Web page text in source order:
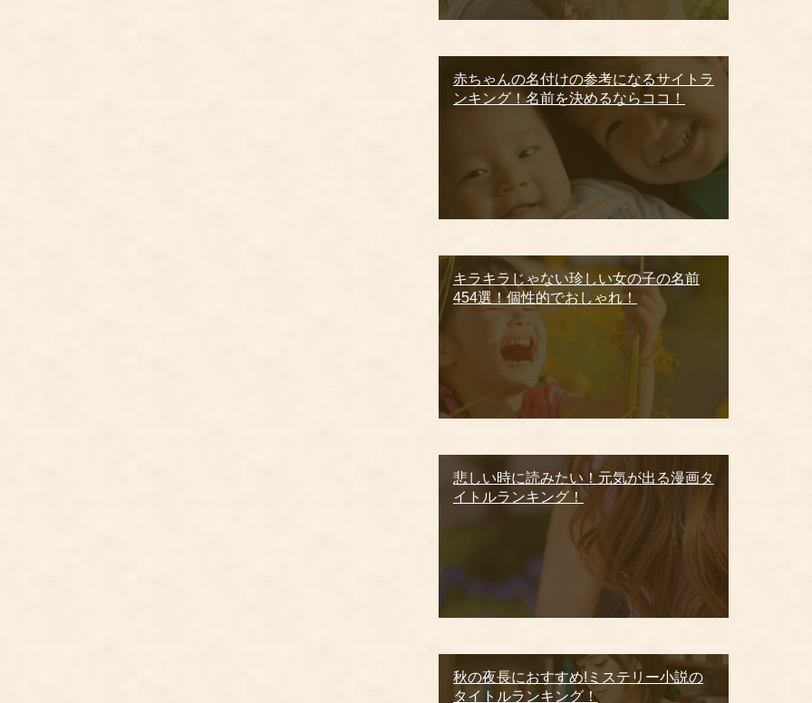
赤ちゃんの名付けの参考になるサイトラ
ンキング！名前を決めるならココ！
キラキラじゃない珍しい女の子の名前
454選！個性的でおしゃれ！
悲しい時に読みたい！元気が出る漫画タ
イトルランキング！
秋の夜長におすすめ!ミステリー小説の
タイトルランキング！